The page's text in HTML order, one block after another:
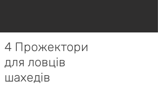
4 Прожектори
для ловців
шахедів